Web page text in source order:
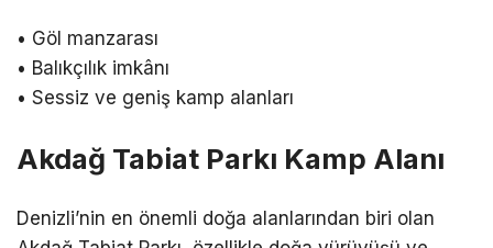
• Göl manzarası
• Balıkçılık imkânı
• Sessiz ve geniş kamp alanları
Akdağ Tabiat Parkı Kamp Alanı
Denizli’nin en önemli doğa alanlarından biri olan